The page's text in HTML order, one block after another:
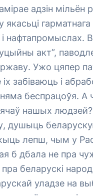
адзін
якасьці
і нафтапромыслах.
акт”,
Ужо цяпер
іх забіваюць і
беспрацоўя. А
нашых
душыць
лепш, чым у
б дбала не пра
пра беларускі
уладзе на